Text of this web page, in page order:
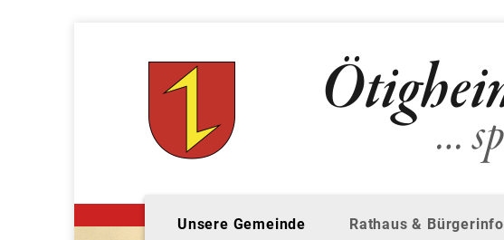
Unsere Gemeinde Rathaus & Bürgerinfo